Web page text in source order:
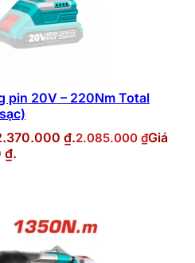
pin 20V – 220Nm Total
₫.2.085.000 ₫Giá
₫.